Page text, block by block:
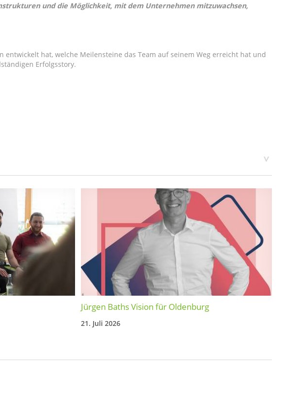
und die Möglichkeit, mit dem Unternehmen mitzuwachsen,
hat, welche Meilensteine das Team auf seinem Weg erreicht hat und
Erfolgsstory.
Jürgen Baths Vision für Oldenburg
21. Juli 2026